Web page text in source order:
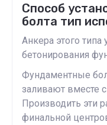
Способ
болта тип
Анкера этого типа
бетонирования
Фундаментные
заливают вместе
Производить эти
финальной